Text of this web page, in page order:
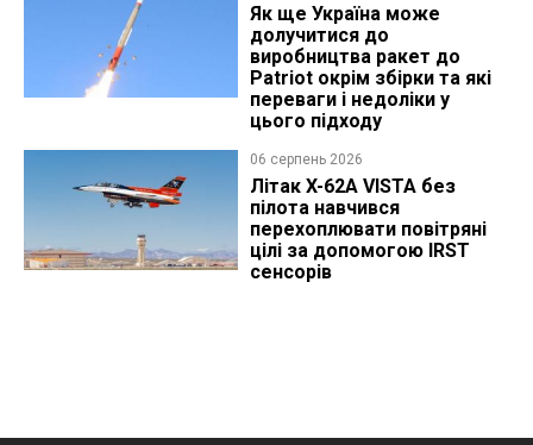
Як ще Україна може
долучитися до
виробництва ракет до
Patriot окрім збірки та які
переваги і недоліки у
цього підходу
06 серпень 2026
Літак X-62A VISTA без
пілота навчився
перехоплювати повітряні
цілі за допомогою IRST
сенсорів